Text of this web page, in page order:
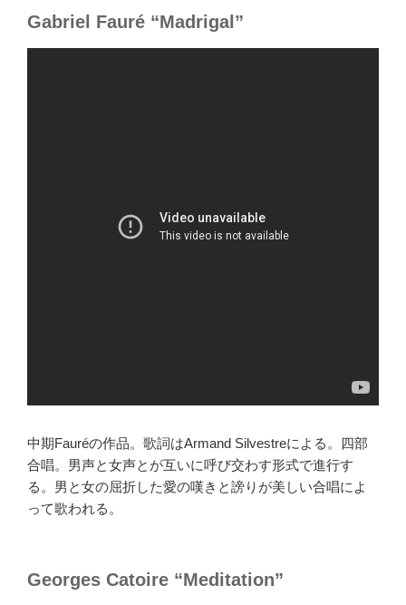
Gabriel Fauré “Madrigal”
中期Fauréの作品。歌詞はArmand Silvestreによる。四部
合唱。男声と女声とが互いに呼び交わす形式で進行す
る。男と女の屈折した愛の嘆きと謗りが美しい合唱によ
って歌われる。
Georges Catoire “Meditation”